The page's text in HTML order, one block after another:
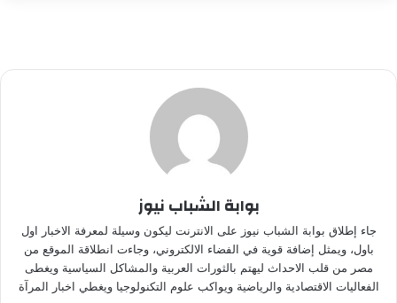
بوابة الشباب نيوز
جاء إطلاق بوابة الشباب نيوز على الانترنت ليكون وسيلة لمعرفة الاخبار اول
باول، ويمثل إضافة قوية في الفضاء الالكتروني، وجاءت انطلاقة الموقع من
مصر من قلب الاحداث ليهتم بالثورات العربية والمشاكل السياسية ويغطى
الفعاليات الاقتصادية والرياضية ويواكب علوم التكنولوجيا ويغطي اخبار المرآة